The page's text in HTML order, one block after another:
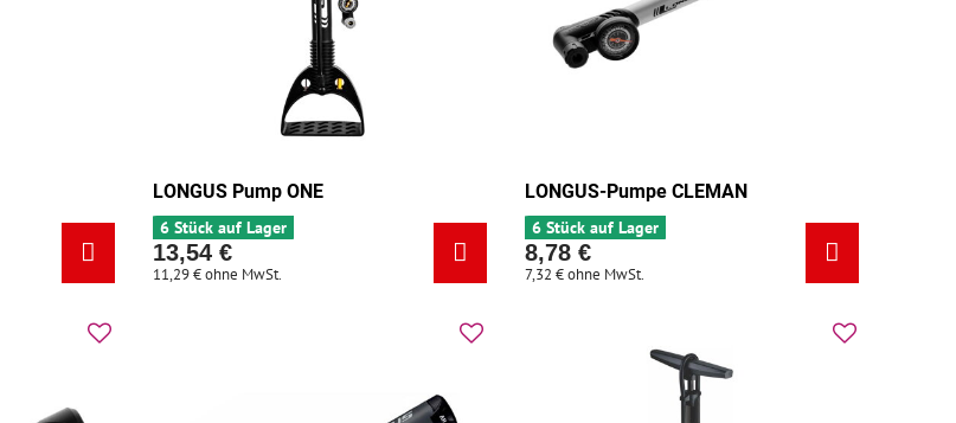
LONGUS Pump ONE
6 Stück auf Lager
13,54 €
11,29 €ohne MwSt.
LONGUS-Pumpe CLEMAN
6 Stück auf Lager
8,78 €
7,32 €ohne MwSt.